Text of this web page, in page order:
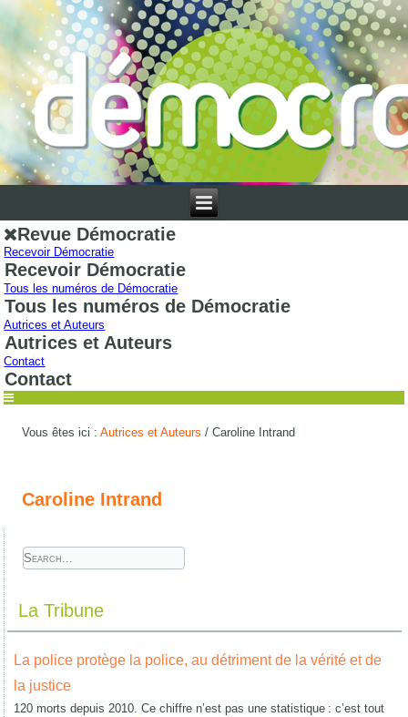
Revue Démocratie
Recevoir Démocratie
Recevoir Démocratie
Tous les numéros de Démocratie
Tous les numéros de Démocratie
Autrices et Auteurs
Autrices et Auteurs
Contact
Contact
Vous êtes ici :Autrices et Auteurs /Caroline Intrand
Caroline Intrand
La Tribune
La police protège la police, au détriment de la vérité et de
la justice
120 morts depuis 2010. Ce chiffre n’est pas une statistique : c’est tout